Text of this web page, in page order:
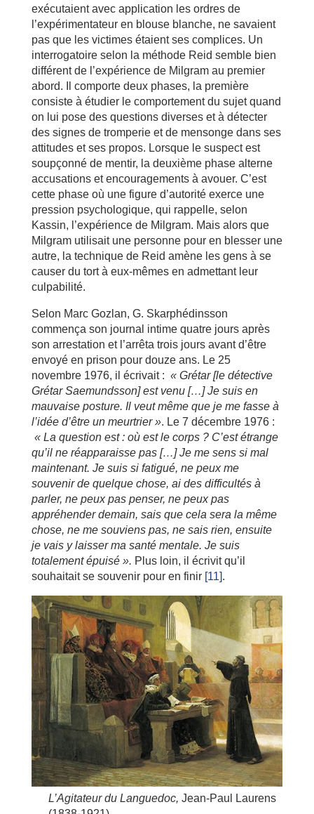
exécutaient avec application les ordres de
l’expérimentateur en blouse blanche, ne savaient
pas que les victimes étaient ses complices. Un
interrogatoire selon la méthode Reid semble bien
différent de l’expérience de Milgram au premier
abord. Il comporte deux phases, la première
consiste à étudier le comportement du sujet quand
on lui pose des questions diverses et à détecter
des signes de tromperie et de mensonge dans ses
attitudes et ses propos. Lorsque le suspect est
soupçonné de mentir, la deuxième phase alterne
accusations et encouragements à avouer. C’est
cette phase où une figure d’autorité exerce une
pression psychologique, qui rappelle, selon
Kassin, l’expérience de Milgram. Mais alors que
Milgram utilisait une personne pour en blesser une
autre, la technique de Reid amène les gens à se
causer du tort à eux-mêmes en admettant leur
culpabilité.
Selon Marc Gozlan, G. Skarphédinsson
commença son journal intime quatre jours après
son arrestation et l’arrêta trois jours avant d’être
envoyé en prison pour douze ans. Le 25
novembre 1976, il écrivait : « Grétar [le détective
Grétar Saemundsson] est venu […] Je suis en
mauvaise posture. Il veut même que je me fasse à
l’idée d’être un meurtrier ». Le 7 décembre 1976 :
« La question est : où est le corps ? C’est étrange
qu’il ne réapparaisse pas […] Je me sens si mal
maintenant. Je suis si fatigué, ne peux me
souvenir de quelque chose, ai des difficultés à
parler, ne peux pas penser, ne peux pas
appréhender demain, sais que cela sera la même
chose, ne me souviens pas, ne sais rien, ensuite
je vais y laisser ma santé mentale. Je suis
totalement épuisé ». Plus loin, il écrivit qu’il
souhaitait se souvenir pour en finir [11].
L’Agitateur du Languedoc, Jean-Paul Laurens